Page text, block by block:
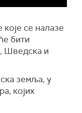
се налазе
бити
Шведска и
земља, у
којих